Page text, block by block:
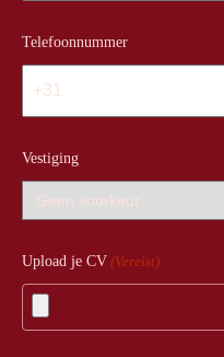
Telefoonnummer
Vestiging
Upload je CV (Vereist)